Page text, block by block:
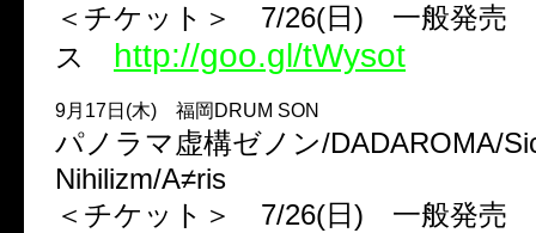
＜チケット＞ 7/26(日) 一般発売
ス http://goo.gl/tWysot
9月17日(木) 福岡DRUM SON
パノラマ虚構ゼノン/DADAROMA/
Nihilizm/A≠ris
＜チケット＞ 7/26(日) 一般発売